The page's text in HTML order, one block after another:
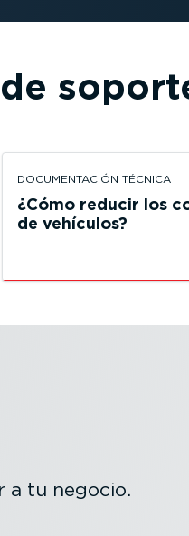
DOCUMEN­TACIÓN TÉCNICA
¿Cómo reducir los
de vehículos?
a tu negocio.